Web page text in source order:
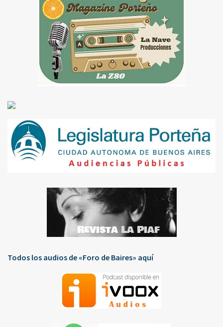
Todos los audios de «Foro de Baires» aquí